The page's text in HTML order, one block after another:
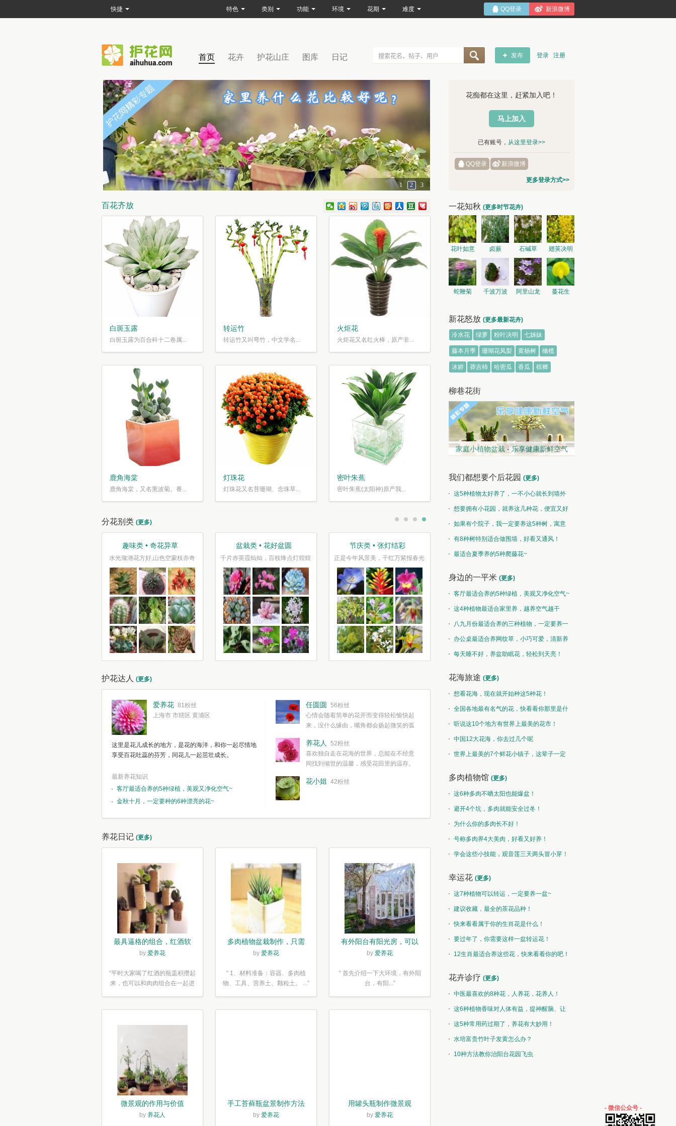
首页 花卉 护花山庄 图库 日记 发布 登录 注册
1 2 3
百花齐放
白斑玉露
白斑玉露为百合科十二卷属...
转运竹
转运竹又叫弯竹，中文学名...
火炬花
火炬花又名红火棒，原产非...
鹿角海棠
鹿角海棠，又名熏波菊。番...
灯珠花
灯珠花又名苔珊瑚、念珠草...
密叶朱蕉
密叶朱蕉(太阳神)原产我...
分花别类 (更多)
趣味类 • 奇花异草
水光潋滟花方好,山色空蒙枝亦奇
盆栽类 • 花好盆圆
千片赤英霞灿灿，百枝绛点灯煌煌
节庆类 • 张灯结彩
正是今年风景美，千红万紫报春光 然果曾经皆为花，却非皆花都成果
护花达人 (更多)
爱养花 81粉丝
上海市 市辖区 黄浦区
这里是花儿成长的地方，是花的海洋，和你一起尽情地
享受百花吐蕊的芬芳，同花儿一起茁壮成长。
最新养花知识
客厅最适合养的5种绿植，美观又净化空气~
金秋十月，一定要种的6种漂亮的花~
任圆圆
56粉丝
心情会随着简单的花开而变得轻松愉快起
来，没什么缘由，嘴角都会扬起微笑的弧
简单愉快的心情，这些都不需要想得太多，其实都是
我们自己复杂了生活和心境。
养花人
52粉丝
喜欢独自走在花海的世界，总能在不经意
间找到倾世的温馨，感受花田里的温存。
花小姐 42粉丝
养花日记 (更多)
最具逼格的组合，红酒软
木塞diy多肉植物盆栽
by 爱养花
“平时大家喝了红酒的瓶盖积攒起
来，也可以和肉肉组合在一起进
多肉植物盆栽制作，只需
简单6步
by 爱养花
“ 1、材料准备：容器、多肉植
物、工具、营养土、颗粒土。 ...”
有外阳台有阳光房，可以
露养！为了肉肉，任性又
by 爱养花
“ 首先介绍一下大环境，有外阳
台，有阳...”
微景观的作用与价值
by 养花人
手工苔藓瓶盆景制作方法
by 爱养花
用罐头瓶制作微景观
by 爱养花
花痴都在这里，赶紧加入吧！
马上加入
已有账号， 从这里登录>>
QQ登录 新浪微博
更多登录方式>>
一花知秋 (更多时节花卉)
花叶如意 卤蕨 石碱草 翅荚决明
蛇鞭菊 千波万波
阿里山龙
蔓花生
新花怒放 (更多最新花卉)
冷水花 绿萝 粉叶决明 七姊妹
藤本月季 珊瑚花凤梨 黄杨树 橄榄
冰娇 莽吉柿 哈密瓜 香瓜 槟榔
柳巷花街
家庭小植物盆栽 - 乐享健康新鲜空气
我们都想要个后花园 (更多)
这5种植物太好养了，一不小心就长到墙外
了~想要拥有小花园，就养这几种花，便宜又好
养！如果有个院子，我一定要养这5种树，寓意
特别好！
有8种树特别适合做围墙，好看又通风！
最适合夏季养的5种爬藤花~
身边的一平米 (更多)
客厅最适合养的5种绿植，美观又净化空气~
这4种植物最适合家里养，越养空气越干
净！八九月份最适合养的三种植物，一定要养一
盆呀~
办公桌最适合养网纹草，小巧可爱，清新养
眼！每天睡不好，养盆助眠花，轻松到天亮！
花海旅途 (更多)
想看花海，现在就开始种这5种花！
全国各地最有名气的花，快看看你那里是什
么花儿！
听说这10个地方有世界上最美的花市！
中国12大花海，你去过几个呢
世界上最美的7个鲜花小镇子，这辈子一定
多肉植物馆 (更多)
这6种多肉不晒太阳也能爆盆！
避开4个坑，多肉就能安全过冬！
为什么你的多肉长不好！
号称多肉界4大美肉，好看又好养！
学会这些小技能，观音莲三天两头冒小芽！
幸运花 (更多)
这7种植物可以转运，一定要养一盆~
建议收藏，最全的茶花品种！
快来看看属于你的生肖花是什么！
要过年了，你需要这样一盆转运花！
12生肖最适合养这些花，快来看看你的吧！
花卉诊疗 (更多)
中医最喜欢的8种花，人养花，花养人！
这6种植物香味对人体有益，提神醒脑、让
你睡的香、身体棒。
这5种常用药过期了，养花有大妙用！
水培富贵竹叶子发黄怎么办？
10种方法教你治阳台花园飞虫
快捷 特色 类别 功能 环境 花期 难度 QQ登录 新浪微博
- 微信公众号 -